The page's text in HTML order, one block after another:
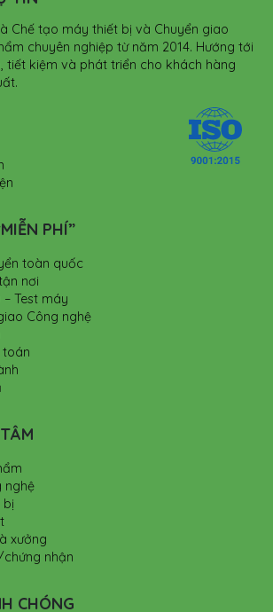
Chế tạo máy thiết bị và Chuyển giao
chuyên nghiệp từ năm 2014. Hướng tới
tiết kiệm và phát triển cho khách hàng
PHÍ”
toàn quốc
nơi
– Test máy
Công nghệ
toán
nghệ
bị
xưởng
nhận
CHÓNG